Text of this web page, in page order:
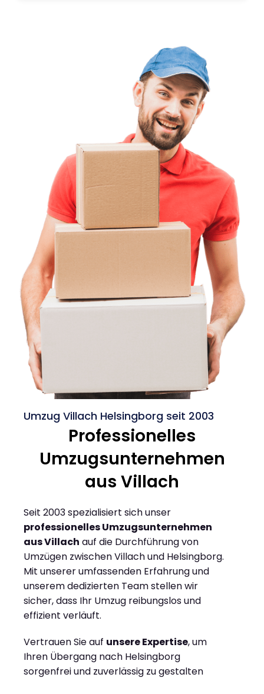
Umzug Villach Helsingborg seit 2003
Professionelles
Umzugsunternehmen
aus Villach
Seit 2003 spezialisiert sich unser
professionelles Umzugsunternehmen
aus Villach auf die Durchführung von
Umzügen zwischen Villach und Helsingborg.
Mit unserer umfassenden Erfahrung und
unserem dedizierten Team stellen wir
sicher, dass Ihr Umzug reibungslos und
effizient verläuft.
Vertrauen Sie auf unsere Expertise, um
Ihren Übergang nach Helsingborg
sorgenfrei und zuverlässig zu gestalten